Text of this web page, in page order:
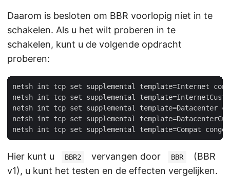
Daarom is besloten om BBR voorlopig niet in te
schakelen. Als u het wilt proberen in te
schakelen, kunt u de volgende opdracht
proberen:
netsh int tcp set supplemental template=Internet
netsh int tcp set supplemental
netsh int tcp set supplemental template=Datacenter
netsh int tcp set supplemental
Hier kunt u BBR2 vervangen door BBR
(BBR
v1), u kunt het testen en de effecten vergelijken.